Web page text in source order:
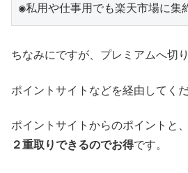
◉私用や仕事用でも楽天市場に
ちなみにですが、プレミアムへ切
ポイントサイトなどを経由してくだ
ポイントサイトからのポイントと
２重取りできるのでお得です。